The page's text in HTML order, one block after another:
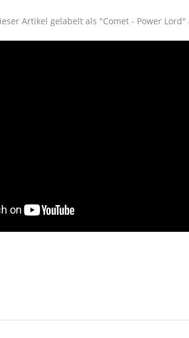
Artikel gelabelt als "Comet - Power